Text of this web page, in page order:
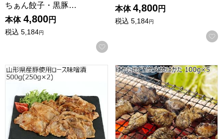
ちぁん餃子・黒豚…
本体 4,800円
税込 5,184円
お気に入りに登録する
本体 4,800円
税込 5,184円
山形県産豚使用ロース味噌漬 500g(250g×2)【おいしいお取
はかた地どり炭火焼はかた